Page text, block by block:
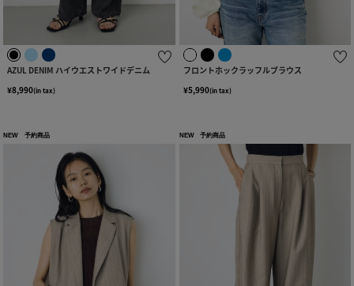
AZUL DENIM ハイウエストワイドデニム
¥8,990(in tax)
フロントホックラッフルブラウス
¥5,990(in tax)
NEW 予約商品 NEW 予約商品